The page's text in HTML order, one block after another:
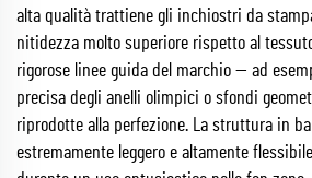
alta qualità trattiene gli inchiostri da
nitidezza molto superiore rispetto al
rigorose linee guida del marchio — ad
precisa degli anelli olimpici o sfondi
riprodotte alla perfezione. La struttura in
estremamente leggero e altamente